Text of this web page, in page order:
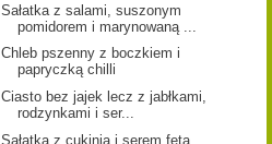
Sałatka z salami, suszonym
pomidorem i marynowaną ...
Chleb pszenny z boczkiem i
papryczką chilli
Ciasto bez jajek lecz z jabłkami,
rodzynkami i ser...
Sałatka z cukinią i serem feta